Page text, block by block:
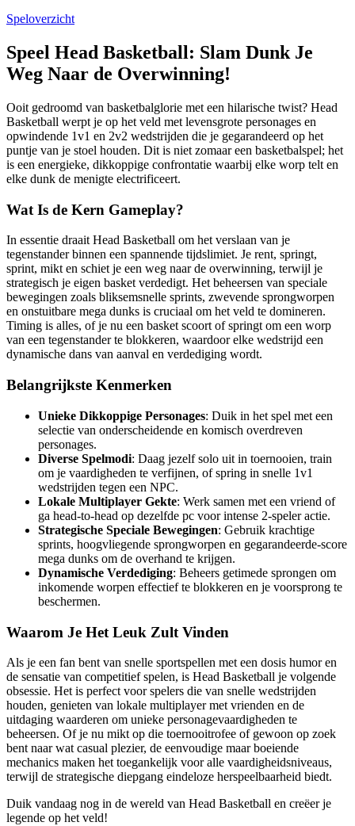
Speloverzicht
Speel Head Basketball: Slam Dunk Je
Weg Naar de Overwinning!
Ooit gedroomd van basketbalglorie met een hilarische twist? Head
Basketball werpt je op het veld met levensgrote personages en
opwindende 1v1 en 2v2 wedstrijden die je gegarandeerd op het
puntje van je stoel houden. Dit is niet zomaar een basketbalspel; het
is een energieke, dikkoppige confrontatie waarbij elke worp telt en
elke dunk de menigte electrificeert.
Wat Is de Kern Gameplay?
In essentie draait Head Basketball om het verslaan van je
tegenstander binnen een spannende tijdslimiet. Je rent, springt,
sprint, mikt en schiet je een weg naar de overwinning, terwijl je
strategisch je eigen basket verdedigt. Het beheersen van speciale
bewegingen zoals bliksemsnelle sprints, zwevende sprongworpen
en onstuitbare mega dunks is cruciaal om het veld te domineren.
Timing is alles, of je nu een basket scoort of springt om een worp
van een tegenstander te blokkeren, waardoor elke wedstrijd een
dynamische dans van aanval en verdediging wordt.
Belangrijkste Kenmerken
Unieke Dikkoppige Personages: Duik in het spel met een
selectie van onderscheidende en komisch overdreven
personages.
Diverse Spelmodi: Daag jezelf solo uit in toernooien, train
om je vaardigheden te verfijnen, of spring in snelle 1v1
wedstrijden tegen een NPC.
Lokale Multiplayer Gekte: Werk samen met een vriend of
ga head-to-head op dezelfde pc voor intense 2-speler actie.
Strategische Speciale Bewegingen: Gebruik krachtige
sprints, hoogvliegende sprongworpen en gegarandeerde-score
mega dunks om de overhand te krijgen.
Dynamische Verdediging: Beheers getimede sprongen om
inkomende worpen effectief te blokkeren en je voorsprong te
beschermen.
Waarom Je Het Leuk Zult Vinden
Als je een fan bent van snelle sportspellen met een dosis humor en
de sensatie van competitief spelen, is Head Basketball je volgende
obsessie. Het is perfect voor spelers die van snelle wedstrijden
houden, genieten van lokale multiplayer met vrienden en de
uitdaging waarderen om unieke personagevaardigheden te
beheersen. Of je nu mikt op die toernooitrofee of gewoon op zoek
bent naar wat casual plezier, de eenvoudige maar boeiende
mechanics maken het toegankelijk voor alle vaardigheidsniveaus,
terwijl de strategische diepgang eindeloze herspeelbaarheid biedt.
Duik vandaag nog in de wereld van Head Basketball en creëer je
legende op het veld!